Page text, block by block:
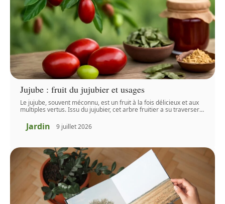
Jujube : fruit du jujubier et usages
Le jujube, souvent méconnu, est un fruit à la fois délicieux et aux
multiples vertus. Issu du jujubier, cet arbre fruitier a su traverser…
Jardin 9 juillet 2026